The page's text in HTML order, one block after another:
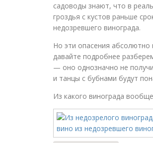
садоводы знают, что в
гроздья с кустов раньше
недозревшего винограда.
Но эти опасения абсолютно
давайте подробнее
— оно однозначно не
и танцы с бубнами будут
Из какого винограда